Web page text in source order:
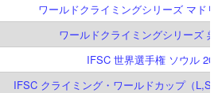
ワールドクライミングシリーズ マドリ
ワールドクライミングシリーズ 呉
IFSC 世界選手権 ソウル
IFSC クライミング・ワールドカップ（L,S